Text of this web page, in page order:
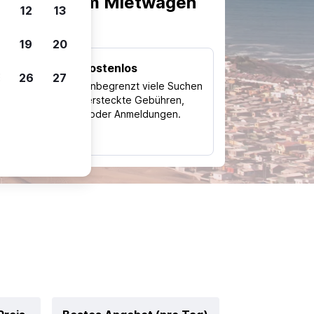
Kostenlos
Nutze unbegrenzt viele Suchen
ohne versteckte Gebühren,
Kosten oder Anmeldungen.
12 13
19 20
26 27